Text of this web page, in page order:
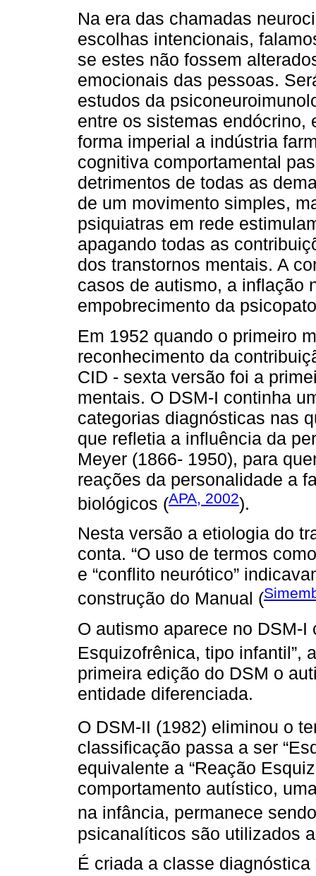
Na era das chamadas
escolhas intencionais,
se estes não fossem
emocionais das pessoas.
estudos da
entre os sistemas endócrino,
forma imperial a indústria
cognitiva comportamental
detrimentos de todas as
de um movimento simples,
psiquiatras em rede
apagando todas as
dos transtornos mentais. A
casos de autismo, a inflação
empobrecimento da
Em 1952 quando o primeiro
reconhecimento da
CID - sexta versão foi a
mentais. O DSM-I continha
categorias diagnósticas nas
que refletia a influência da
Meyer (1866- 1950), para
reações da personalidade a
biológicos (APA, 2002).
Nesta versão a etiologia do
conta. “O uso de termos
e “conflito neurótico”
construção do Manual (
O autismo aparece no DSM-I
Esquizofrênica, tipo infantil”,
primeira edição do DSM o
entidade diferenciada.
O DSM-II (1982) eliminou o
classificação passa a ser
equivalente a “Reação
comportamento autístico,
na infância, permanece
psicanalíticos são utilizados
É criada a classe diagnóstica